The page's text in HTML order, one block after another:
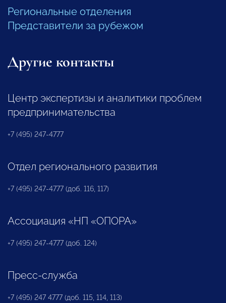
Региональные отделения
Представители за рубежом
Другие контакты
Центр экспертизы и аналитики проблем
предпринимательства
+7 (495) 247-4777
Отдел регионального развития
+7 (495) 247-4777 (доб. 116, 117)
Ассоциация «НП «ОПОРА»
+7 (495) 247-4777 (доб. 124)
Пресс-служба
+7 (495) 247 4777 (доб. 115, 114, 113)